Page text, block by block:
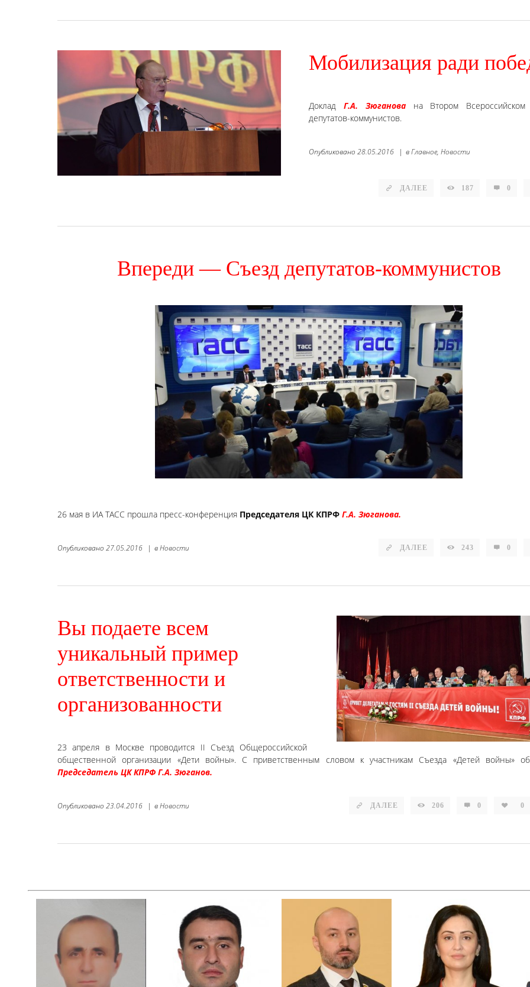
Мобилизация ради
Доклад Г.А. Зюганована Втором Всероссийском
депутатов-коммунистов.
ДАЛЕЕ 187 0
Опубликовано 28.05.2016 | вГлавное, Новости
Впереди — Съезд депутатов-коммунистов
26 мая в ИА ТАСС прошла пресс-конференция Председателя ЦК КПРФ Г.А. Зюганова.
ДАЛЕЕ 243 0
Опубликовано 27.05.2016 | вНовости
Вы подаете всем
уникальный пример
ответственности и
организованности
23 апреля в Москве проводится II Съезд Общероссийской
общественной организации «Дети войны». С приветственным словом к участникам Съезда «Детей войны»
Председатель ЦК КПРФ Г.А. Зюганов.
ДАЛЕЕ 206 0 0
Опубликовано 23.04.2016 | вНовости